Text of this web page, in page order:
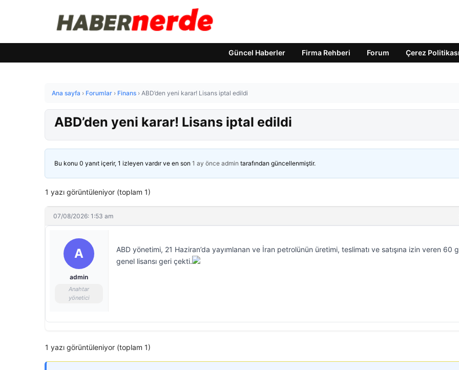
Güncel Haberler Firma Rehberi Forum Çerez Politikası
Ana sayfa › Forumlar › Finans › ABD’den yeni karar! Lisans iptal edildi
ABD’den yeni karar! Lisans iptal edildi
Bu konu 0 yanıt içerir, 1 izleyen vardır ve en son 1 ay önce admin tarafından güncellenmiştir.
1 yazı görüntüleniyor (toplam 1)
07/08/2026: 1:53 am
A
admin
Anahtar
yönetici
ABD yönetimi, 21 Haziran’da yayımlanan ve İran petrolünün üretimi, teslimatı ve satışına izin veren 60
genel lisansı geri çekti.
1 yazı görüntüleniyor (toplam 1)